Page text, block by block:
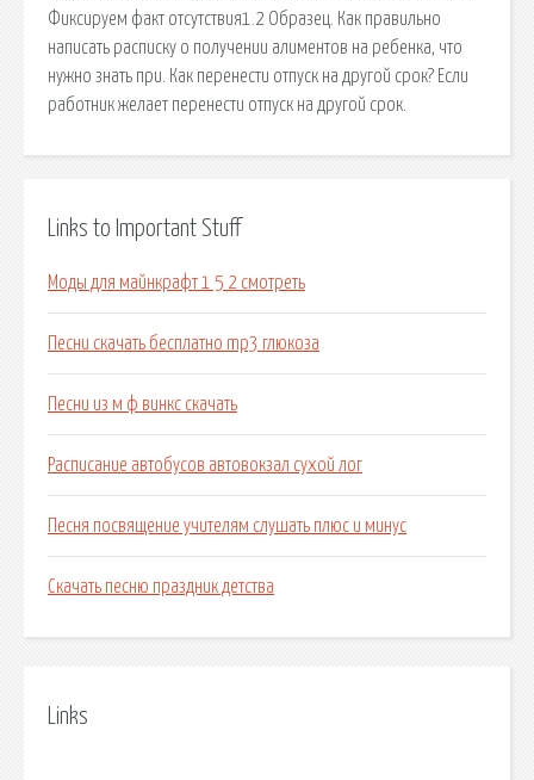
Фиксируем факт отсутствия1.2 Образец. Как правильно
написать расписку о получении алиментов на ребенка, что
нужно знать при. Как перенести отпуск на другой срок? Если
работник желает перенести отпуск на другой срок.
Links to Important Stuff
Моды для майнкрафт 1 5 2 смотреть
Песни скачать бесплатно mp3 глюкоза
Песни из м ф винкс скачать
Расписание автобусов автовокзал сухой лог
Песня посвящение учителям слушать плюс и минус
Скачать песню праздник детства
Links